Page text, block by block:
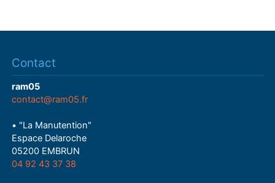
Contact
ram05
contact@ram05.fr
• "La Manutention"
Espace Delaroche
05200 EMBRUN
04 92 43 37 38